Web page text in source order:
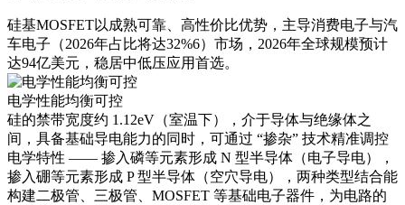
硅基MOSFET以成熟可靠、高性价比优势，主导消费电子与汽
车电子（2026年占比将达32%6）市场，2026年全球规模预计
达94亿美元，稳居中低压应用首选。
电学性能均衡可控
硅的禁带宽度约 1.12eV（室温下），介于导体与绝缘体之
间，具备基础导电能力的同时，可通过 “掺杂” 技术精准调控
电学特性 —— 掺入磷等元素形成 N 型半导体（电子导电），
掺入硼等元素形成 P 型半导体（空穴导电），两种类型结合能
构建二极管、三极管、MOSFET 等基础电子器件，为电路的